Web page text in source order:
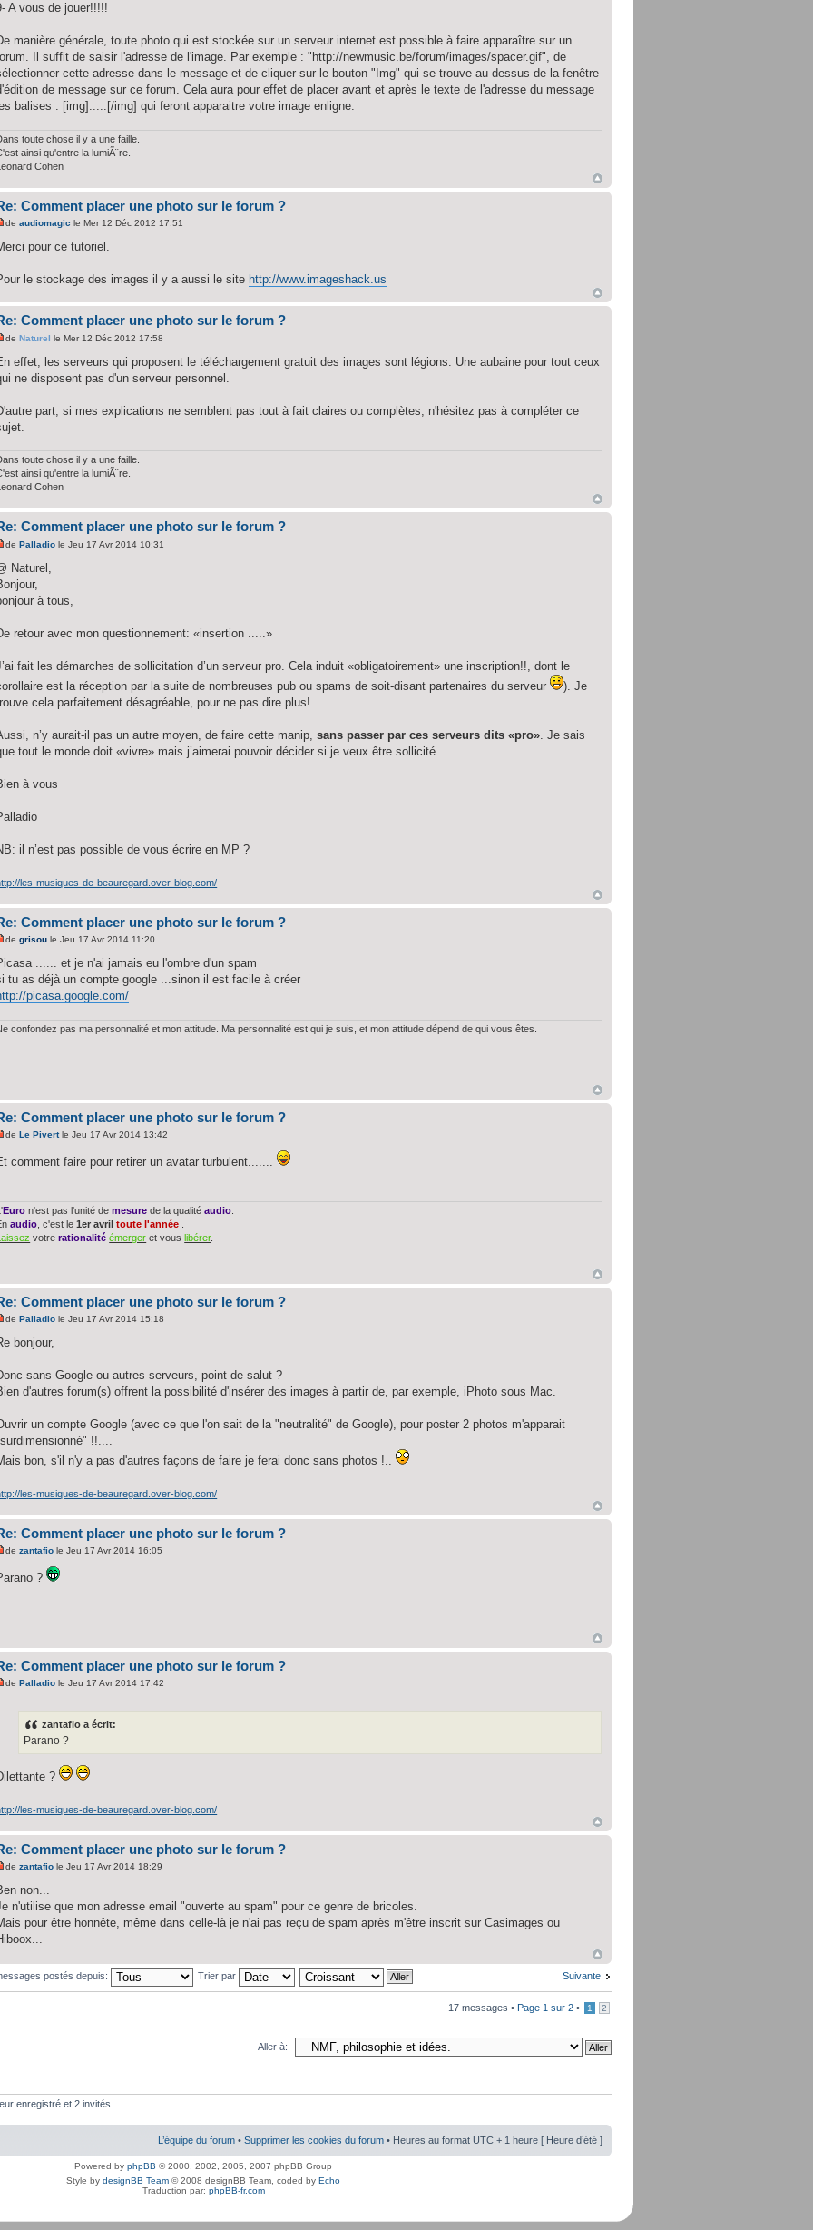
A vous de jouer!!!!!
manière générale, toute photo qui est stockée sur un serveur internet est possible à faire apparaître sur un
Il suffit de saisir l'adresse de l'image. Par exemple : "http://newmusic.be/forum/images/spacer.gif", de
cette adresse dans le message et de cliquer sur le bouton "Img" qui se trouve au dessus de la fenêtre
de message sur ce forum. Cela aura pour effet de placer avant et après le texte de l'adresse du message
balises : [img].....[/img] qui feront apparaitre votre image enligne.
toute chose il y a une faille.
ainsi qu'entre la lumiÃ¨re.
Cohen
Comment placer une photo sur le forum ?
deaudiomagic le Mer 12 Déc 2012 17:51
pour ce tutoriel.
le stockage des images il y a aussi le site http://www.imageshack.us
Comment placer une photo sur le forum ?
deNaturel le Mer 12 Déc 2012 17:58
effet, les serveurs qui proposent le téléchargement gratuit des images sont légions. Une aubaine pour tout ceux
ne disposent pas d'un serveur personnel.
part, si mes explications ne semblent pas tout à fait claires ou complètes, n'hésitez pas à compléter ce
toute chose il y a une faille.
ainsi qu'entre la lumiÃ¨re.
Cohen
Comment placer une photo sur le forum ?
dePalladio le Jeu 17 Avr 2014 10:31
Naturel,
à tous,
retour avec mon questionnement: «insertion .....»
fait les démarches de sollicitation d’un serveur pro. Cela induit «obligatoirement» une inscription!!, dont le
est la réception par la suite de nombreuses pub ou spams de soit-disant partenaires du serveur
). Je
cela parfaitement désagréable, pour ne pas dire plus!.
n’y aurait-il pas un autre moyen, de faire cette manip,sans passer par ces serveurs dits «pro» . Je sais
tout le monde doit «vivre» mais j’aimerai pouvoir décider si je veux être sollicité.
à vous
il n’est pas possible de vous écrire en MP ?
les-musiques-de-beauregard.over-blog.com/
Comment placer une photo sur le forum ?
degrisou le Jeu 17 Avr 2014 11:20
...... et je n'ai jamais eu l'ombre d'un spam
tu as déjà un compte google ...sinon il est facile à créer
picasa.google.com/
confondez pas ma personnalité et mon attitude. Ma personnalité est qui je suis, et mon attitude dépend de qui vous êtes.
Comment placer une photo sur le forum ?
deLe Pivertle Jeu 17 Avr 2014 13:42
comment faire pour retirer un avatar turbulent.......
Euro n'est pas l'unité demesure de la qualitéaudio
audio , c'est le1er avril toute l'année
votrerationalité émerger et vouslibérer.
Comment placer une photo sur le forum ?
dePalladio le Jeu 17 Avr 2014 15:18
bonjour,
sans Google ou autres serveurs, point de salut ?
d'autres forum(s) offrent la possibilité d'insérer des images à partir de, par exemple, iPhoto sous Mac.
un compte Google (avec ce que l'on sait de la "neutralité" de Google), pour poster 2 photos m'apparait
!!....
bon, s'il n'y a pas d'autres façons de faire je ferai donc sans photos !..
les-musiques-de-beauregard.over-blog.com/
Comment placer une photo sur le forum ?
dezantafio le Jeu 17 Avr 2014 16:05
?
Comment placer une photo sur le forum ?
dePalladio le Jeu 17 Avr 2014 17:42
zantafio a écrit:
Parano ?
?
les-musiques-de-beauregard.over-blog.com/
Comment placer une photo sur le forum ?
dezantafio le Jeu 17 Avr 2014 18:29
non...
n'utilise que mon adresse email "ouverte au spam" pour ce genre de bricoles.
pour être honnête, même dans celle-là je n'ai pas reçu de spam après m'être inscrit sur Casimages ou
Suivante
postés depuis: Trier par
17 messages • Page 1 sur 2 • 1 2
Aller à:
enregistré et 2 invités
L’équipe du forum • Supprimer les cookies du forum • Heures au format UTC + 1 heure [ Heure d’été ]
Powered by phpBB © 2000, 2002, 2005, 2007 phpBB Group
Style by designBB Team © 2008 designBB Team, coded by Echo
Traduction par: phpBB-fr.com